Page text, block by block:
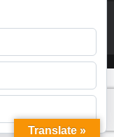
Translate »